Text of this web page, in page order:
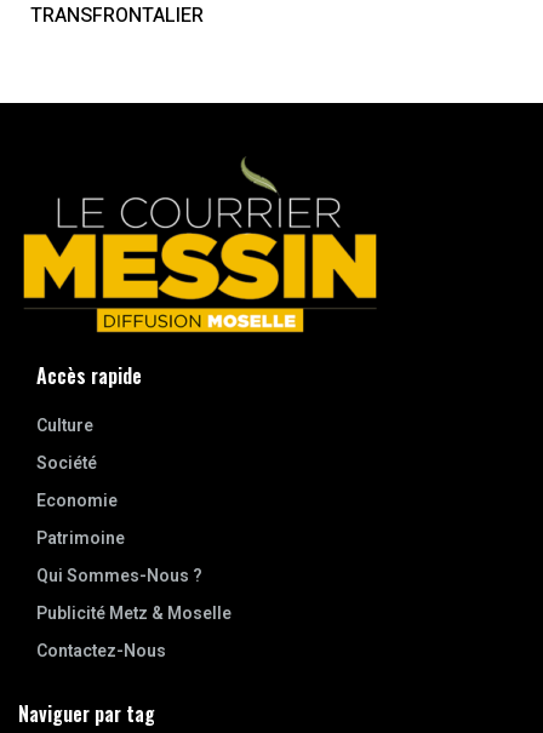
TRANSFRONTALIER
Accès rapide
Culture
Société
Economie
Patrimoine
Qui Sommes-Nous ?
Publicité Metz & Moselle
Contactez-Nous
Naviguer par tag